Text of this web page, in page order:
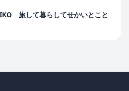
旅して暮らしてせかいとこと